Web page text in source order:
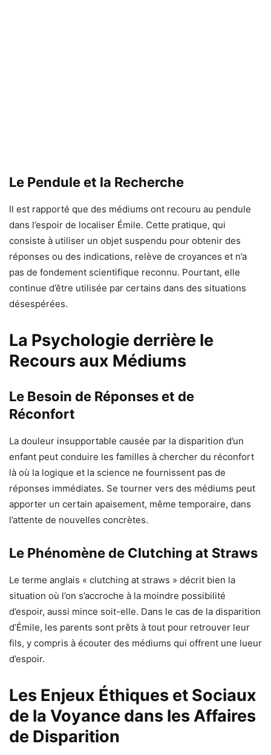
Le Pendule et la Recherche
Il est rapporté que des médiums ont recouru au pendule
dans l’espoir de localiser Émile. Cette pratique, qui
consiste à utiliser un objet suspendu pour obtenir des
réponses ou des indications, relève de croyances et n’a
pas de fondement scientifique reconnu. Pourtant, elle
continue d’être utilisée par certains dans des situations
désespérées.
La Psychologie derrière le
Recours aux Médiums
Le Besoin de Réponses et de
Réconfort
La douleur insupportable causée par la disparition d’un
enfant peut conduire les familles à chercher du réconfort
là où la logique et la science ne fournissent pas de
réponses immédiates. Se tourner vers des médiums peut
apporter un certain apaisement, même temporaire, dans
l’attente de nouvelles concrètes.
Le Phénomène de Clutching at Straws
Le terme anglais « clutching at straws » décrit bien la
situation où l’on s’accroche à la moindre possibilité
d’espoir, aussi mince soit-elle. Dans le cas de la disparition
d’Émile, les parents sont prêts à tout pour retrouver leur
fils, y compris à écouter des médiums qui offrent une lueur
d’espoir.
Les Enjeux Éthiques et Sociaux
de la Voyance dans les Affaires
de Disparition